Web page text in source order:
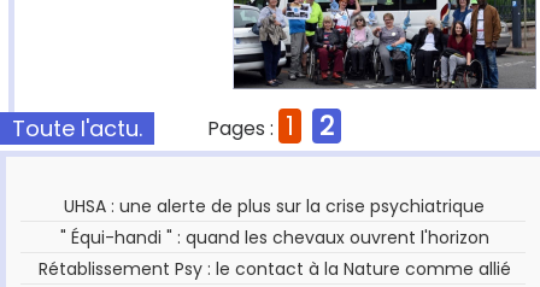
Pages : 1 2
Toute l'actu.
UHSA : une alerte de plus sur la crise psychiatrique
" Équi-handi " : quand les chevaux ouvrent l'horizon
Rétablissement Psy : le contact à la Nature comme allié